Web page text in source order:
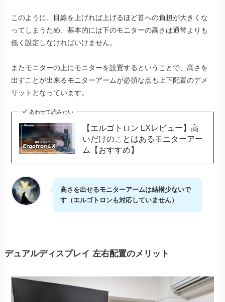
このように、目線を上げれば上げるほど首への負担が大きくな
ってしまうため、基本的には下のモニターの高さは通常よりも
低く設定しなければいけません。
またモニターの上にモニターを設置するということで、高さを
出すことが出来るモニターアームが必須な点も上下配置のデメ
リットとなっています。
あわせて読みたい
【エルゴトロン LXレビュー】高
いだけのことはあるモニターアー
ム【おすすめ】
高さを出せるモニターアームは結構少ないで
す（エルゴトロンも対応していません）
デュアルディスプレイ 左右配置のメリット